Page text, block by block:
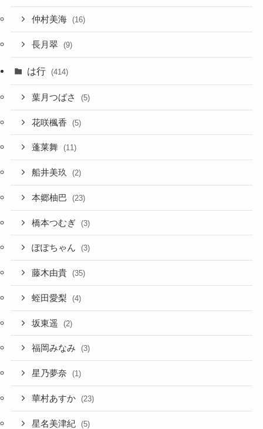
仲村美海 (16)
長月翠 (9)
は行 (414)
葉月つばさ (5)
花咲楓香 (5)
蓬莱舞 (11)
船井美玖 (2)
本郷柚巴 (23)
橋本つむぎ (3)
ぽぽちゃん (3)
藤木由貴 (35)
蛭田愛梨 (4)
坂東遥 (2)
福岡みなみ (3)
星乃夢奈 (1)
華村あすか (23)
星名美津紀 (5)